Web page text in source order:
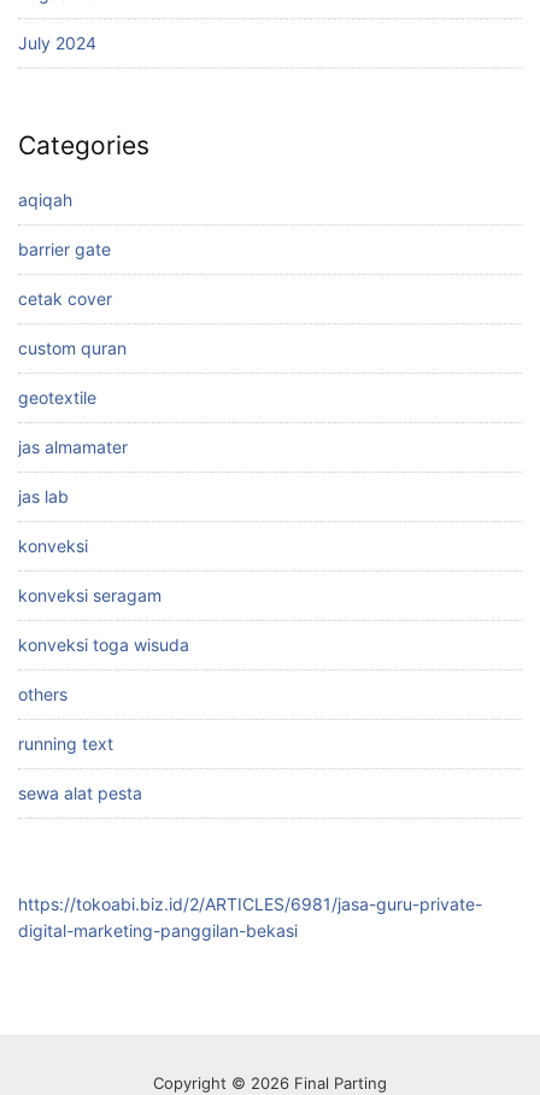
July 2024
Categories
aqiqah
barrier gate
cetak cover
custom quran
geotextile
jas almamater
jas lab
konveksi
konveksi seragam
konveksi toga wisuda
others
running text
sewa alat pesta
https://tokoabi.biz.id/2/ARTICLES/6981/jasa-guru-private-
digital-marketing-panggilan-bekasi
Copyright © 2026 Final Parting